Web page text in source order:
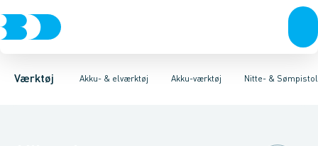
Værktøj Akku- & elværktøj
Akku- & elværktøj Håndværktøj Rørværktøj Bits & toppeBor
Akku-værktøj
Akku-værktøjElværktøjDiamantværktøjAffugtere &
Nitte- &
Bore/skruemaskinerSlagbore maskinerSlagskruetrækkere